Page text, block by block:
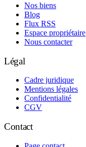
Nos biens
Blog
Flux RSS
Espace propriétaire
Nous contacter
Légal
Cadre juridique
Mentions légales
Confidentialité
CGV
Contact